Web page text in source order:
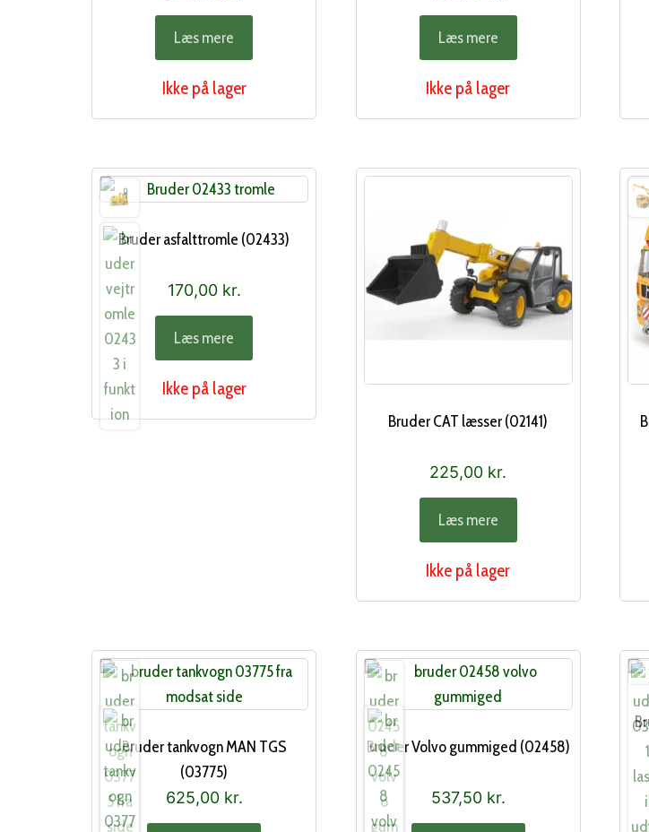
Læs mere
Ikke på lager
Læs mere
Ikke på lager
Bruder asfalttromle (02433)
170,00 kr.
Læs mere
Ikke på lager
Bruder CAT læsser (02141)
225,00 kr.
Læs mere
Ikke på lager
Bruder tankvogn MAN TGS
(03775)
625,00 kr.
Bruder Volvo gummiged (02458)
537,50 kr.